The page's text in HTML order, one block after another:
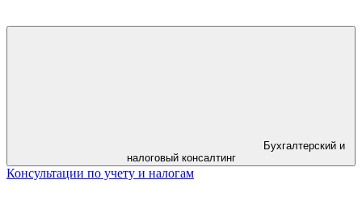
налоговый консалтинг
Консультации по учету и налогам